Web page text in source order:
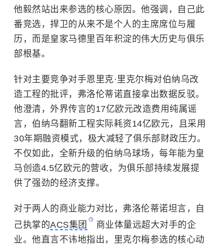
他毅然站出来参选的核心原因。他强调，自己此
番竞选，捍卫的从来不是个人的主席席位与履
历，而是皇家马德里百年积淀的伟大历史与俱乐
部根基。
针对主要竞争对手恩里克·里克尔梅对伯纳乌改
造工程的批评，弗洛伦蒂诺直接拿出数据反驳。
他澄清，外界传言的17亿欧元改造费用纯属谣
言，伯纳乌翻新工程实际耗资14亿欧元，且采用
30年期融资模式，极大减轻了俱乐部财政压力。
不仅如此，全新升级的伯纳乌球场，每年能为皇
马创造4.5亿欧元的营收，为俱乐部持续发展提
供了强劲的经济支撑。
对于两人的商业能力对比，弗洛伦蒂诺坦言，自
己执掌的ACS集团
商业体量远超大对手的企
业。他直言不讳地指出，里克尔梅参选的核心动